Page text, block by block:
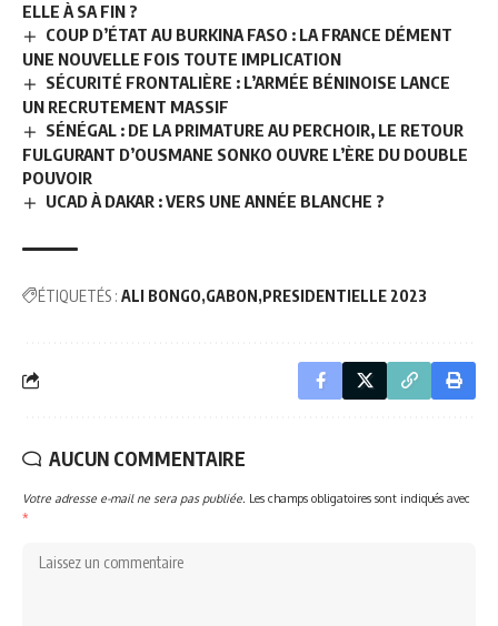
ELLE À SA FIN ?
COUP D’ÉTAT AU BURKINA FASO : LA FRANCE DÉMENT
UNE NOUVELLE FOIS TOUTE IMPLICATION
SÉCURITÉ FRONTALIÈRE : L’ARMÉE BÉNINOISE LANCE
UN RECRUTEMENT MASSIF
SÉNÉGAL : DE LA PRIMATURE AU PERCHOIR, LE RETOUR
FULGURANT D’OUSMANE SONKO OUVRE L’ÈRE DU DOUBLE
POUVOIR
UCAD À DAKAR : VERS UNE ANNÉE BLANCHE ?
ÉTIQUETÉS : ALI BONGO GABON PRESIDENTIELLE 2023
AUCUN COMMENTAIRE
Votre adresse e-mail ne sera pas publiée. Les champs obligatoires sont indiqués avec
*